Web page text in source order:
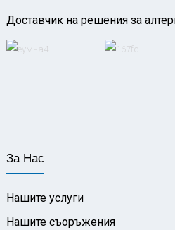
Доставчик на решения за
За Нас
Нашите услуги
Нашите съоръжения